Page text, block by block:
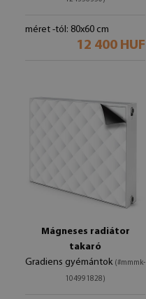
méret -tól: 80x60 cm
12 400 HUF
Mágneses radiátor
takaró
Gradiens gyémántok (#mmmk-
104991828)